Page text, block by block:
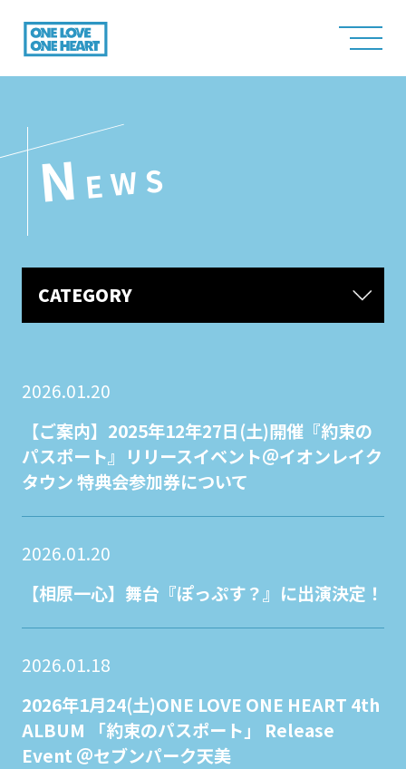
N EWS
CATEGORY
2026.01.20
【ご案内】2025年12年27日(土)開催『約束の
パスポート』リリースイベント＠イオンレイク
タウン 特典会参加券について
2026.01.20
【相原一心】舞台『ぽっぷす？』に出演決定！
2026.01.18
2026年1月24(土)ONE LOVE ONE HEART 4th
ALBUM 「約束のパスポート」 Release
Event ＠セブンパーク天美